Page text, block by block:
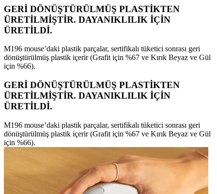
GERİ DÖNÜŞTÜRÜLMÜŞ PLASTİKTEN
ÜRETİLMİŞTİR. DAYANIKLILIK İÇİN
ÜRETİLDİ.
M196 mouse’daki plastik parçalar, sertifikalı tüketici sonrası geri
dönüştürülmüş plastik içerir (Grafit için %67 ve Kırık Beyaz ve Gül
için %66).
GERİ DÖNÜŞTÜRÜLMÜŞ PLASTİKTEN
ÜRETİLMİŞTİR. DAYANIKLILIK İÇİN
ÜRETİLDİ.
M196 mouse’daki plastik parçalar, sertifikalı tüketici sonrası geri
dönüştürülmüş plastik içerir (Grafit için %67 ve Kırık Beyaz ve Gül
için %66).